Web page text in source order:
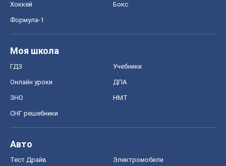
Хоккей Бокс
Формула-1
Моя школа
ГДЗ Учебники
Онлайн уроки ДПА
ЗНО НМТ
СНГ решебники
Авто
Тест Драйв Электромобили